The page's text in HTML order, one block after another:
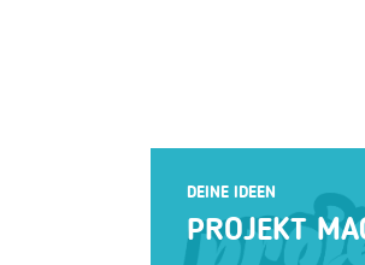
DEINE IDEEN
PROJEKT